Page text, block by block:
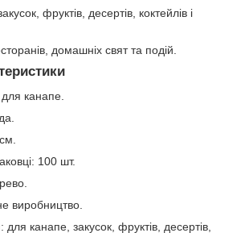
фруктів, десертів, коктейлів і
домашніх свят та подій.
канапе.
100 шт.
виробництво.
канапе, закусок, фруктів, десертів,